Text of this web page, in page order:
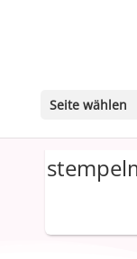
Seite wählen